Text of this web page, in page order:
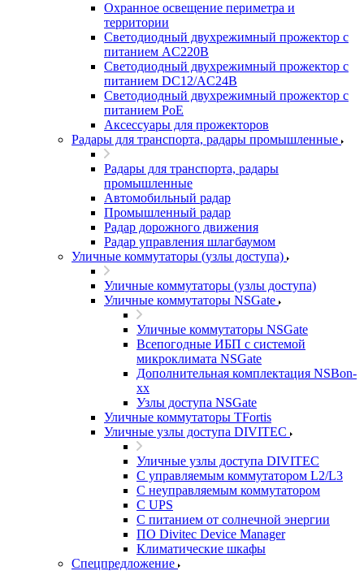
Охранное освещение периметра и
территории
Светодиодный двухрежимный прожектор с
питанием AC220В
Светодиодный двухрежимный прожектор с
питанием DC12/AC24В
Светодиодный двухрежимный прожектор с
питанием PoE
Аксессуары для прожекторов
Радары для транспорта, радары промышленные
Радары для транспорта, радары
промышленные
Автомобильный радар
Промышленный радар
Радар дорожного движения
Радар управления шлагбаумом
Уличные коммутаторы (узлы доступа)
Уличные коммутаторы (узлы доступа)
Уличные коммутаторы NSGate
Уличные коммутаторы NSGate
Всепогодные ИБП с системой
микроклимата NSGate
Дополнительная комплектация NSBon-
xx
Узлы доступа NSGate
Уличные коммутаторы TFortis
Уличные узлы доступа DIVITEC
Уличные узлы доступа DIVITEC
С управляемым коммутатором L2/L3
С неуправляемым коммутатором
С UPS
С питанием от солнечной энергии
ПО Divitec Device Manager
Климатические шкафы
Спецпредложение